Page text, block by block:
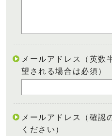
メールアドレス（英数
望される場合は必須）
メールアドレス（確認
ください）